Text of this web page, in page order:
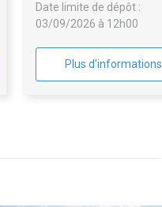
Remoiville.
Date limite de dépôt :
03/09/2026 à 12h00
Plus d'informations